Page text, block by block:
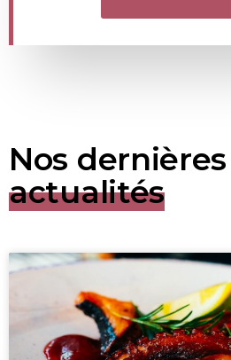
Nos dernières
actualités